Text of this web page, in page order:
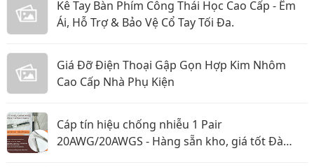
Kê Tay Bàn Phím Công Thái Học Cao Cấp - Êm
Ái, Hỗ Trợ & Bảo Vệ Cổ Tay Tối Đa.
Giá Đỡ Điện Thoại Gập Gọn Hợp Kim Nhôm
Cao Cấp Nhà Phụ Kiện
Cáp tín hiệu chống nhiễu 1 Pair
20AWG/20AWGS - Hàng sẵn kho, giá tốt Đà